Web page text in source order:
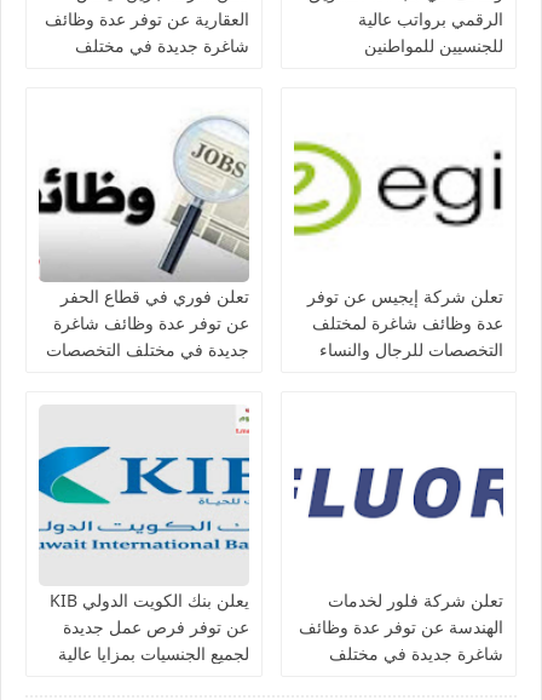
الرقمي برواتب عالية
للجنسيين للمواطنين
العقارية عن توفر عدة وظائف
شاغرة جديدة في مختلف
تعلن شركة إيجيس عن توفر
عدة وظائف شاغرة لمختلف
التخصصات للرجال والنساء
تعلن فوري في قطاع الحفر
عن توفر عدة وظائف شاغرة
جديدة في مختلف التخصصات
تعلن شركة فلور لخدمات
الهندسة عن توفر عدة وظائف
شاغرة جديدة في مختلف
يعلن بنك الكويت الدولي KIB
عن توفر فرص عمل جديدة
لجميع الجنسيات بمزايا عالية